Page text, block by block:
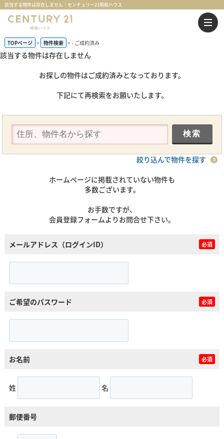
該当する物件は存在しません｜センチュリー21明和ハウス
TOPページ 物件検索 - ご成約済み
該当する物件は存在しません
お探しの物件はご成約済みとなっております。
下記にて再検索をお願いたします。
絞り込んで物件を探す
ホームページに掲載されていない物件も
多数ございます。
お手数ですが、
会員登録フォームよりお問合せ下さい。
メールアドレス（ログインID） 必須
ご希望のパスワード 必須
お名前 必須
姓 名
郵便番号